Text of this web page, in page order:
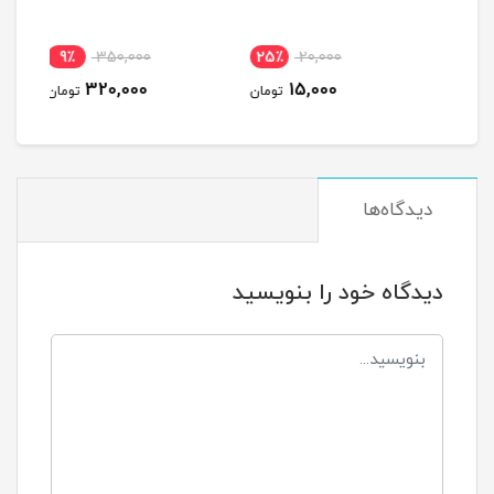
20,000 25٪
15,000 تومان
350,000 9٪
320,000 تومان
دیدگاه‌ها
دیدگاه خود را بنویسید